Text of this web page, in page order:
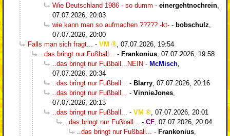
Wie Deutschland 1986 - so dumm - einergehtnochrein
07.07.2026, 20:03
wie kann man so aufmachen ????? -kt- - bobschulz
07.07.2026, 20:00
Falls man sich fragt...
- VM
07.07.2026, 19:54
..das bringt nur Fußball...
- Frankonius 07.07.2026, 19:58
..das bringt nur Fußball...NEIN - McMisch
07.07.2026, 20:34
..das bringt nur Fußball...
- Blarry 07.07.2026, 20:16
..das bringt nur Fußball...
- VinnieJones
07.07.2026, 20:13
..das bringt nur Fußball...
- VM
07.07.2026, 20:01
..das bringt nur Fußball...
- CF 07.07.2026, 20:04
..das bringt nur Fußball...
- Frankonius